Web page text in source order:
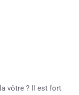
vôtre ? Il est fort